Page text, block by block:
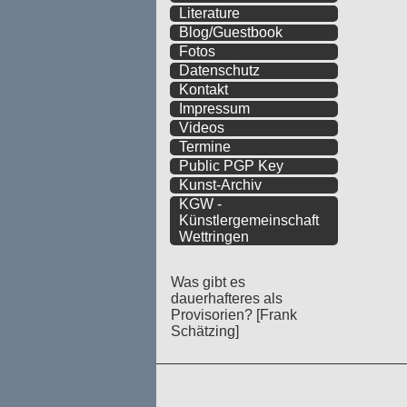
Literature
Blog/Guestbook
Fotos
Datenschutz
Kontakt
Impressum
Videos
Termine
Public PGP Key
Kunst-Archiv
KGW -
Künstlergemeinschaft
Wettringen
Was gibt es
dauerhafteres als
Provisorien? [Frank
Schätzing]